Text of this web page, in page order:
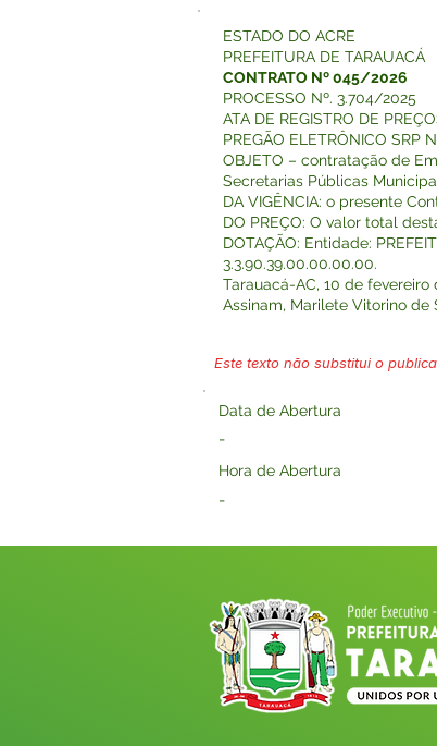
ESTADO DO ACRE
PREFEITURA DE TARAUACÁ
CONTRATO Nº 045/2026
PROCESSO Nº. 3.704/2025
ATA DE REGISTRO DE
PREGÃO ELETRÔNICO SRP
OBJETO – contratação de
Secretarias Públicas
DA VIGÊNCIA: o presente
DO PREÇO: O valor total
DOTAÇÃO: Entidade:
3.3.90.39.00.00.00.00.
Tarauacá-AC, 10 de fevereiro
Assinam, Marilete Vitorino de
Este texto não substitui o
Data de Abertura
-
Hora de Abertura
-